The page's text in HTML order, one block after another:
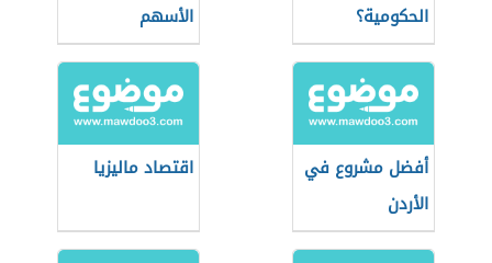
الحكومية؟
الأسهم
أفضل مشروع في
الأردن
اقتصاد ماليزيا